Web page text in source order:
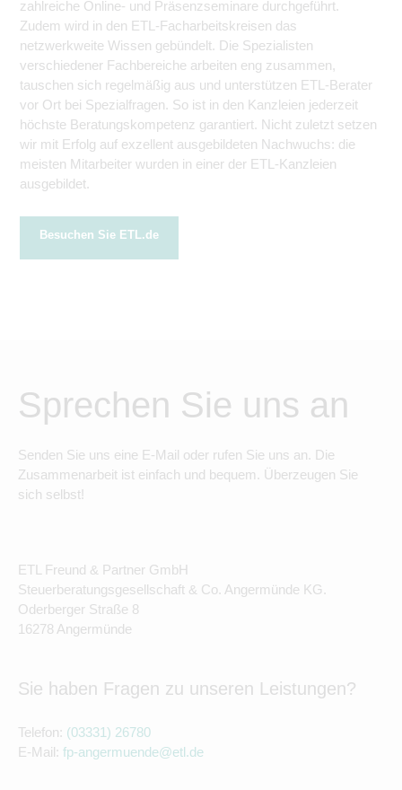
zahlreiche Online- und Präsenzseminare durchgeführt.
Zudem wird in den ETL-Facharbeitskreisen das
netzwerkweite Wissen gebündelt. Die Spezialisten
verschiedener Fachbereiche arbeiten eng zusammen,
tauschen sich regelmäßig aus und unterstützen ETL-Berater
vor Ort bei Spezialfragen. So ist in den Kanzleien jederzeit
höchste Beratungskompetenz garantiert. Nicht zuletzt setzen
wir mit Erfolg auf exzellent ausgebildeten Nachwuchs: die
meisten Mitarbeiter wurden in einer der ETL-Kanzleien
ausgebildet.
Besuchen Sie ETL.de
Sprechen Sie uns an
Senden Sie uns eine E-Mail oder rufen Sie uns an. Die
Zusammenarbeit ist einfach und bequem. Überzeugen Sie
sich selbst!
ETL Freund & Partner GmbH
Steuerberatungsgesellschaft & Co. Angermünde KG.
Oderberger Straße 8
16278 Angermünde
Sie haben Fragen zu unseren Leistungen?
Telefon: (03331) 26780
E-Mail: fp-angermuende@etl.de